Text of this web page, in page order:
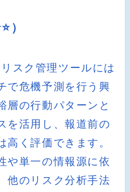
）
スク管理ツールには
で危機予測を行う興
層の行動パターンと
を活用し、報道前の
高く評価できます。
や単一の情報源に依
他のリスク分析手法